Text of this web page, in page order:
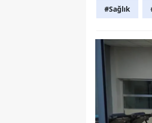
#Sağlık